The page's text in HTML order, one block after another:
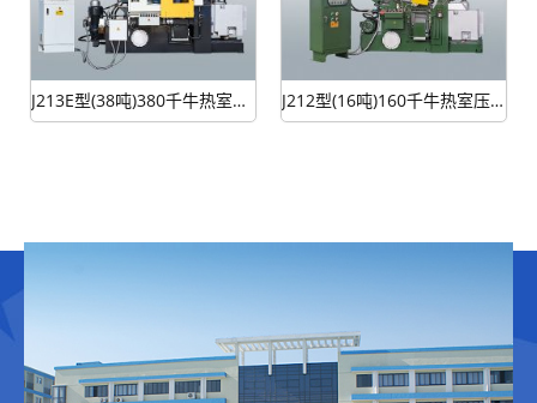
J213E型(38吨)380千牛热室压铸机 J212型(16吨)160千牛热室压铸机